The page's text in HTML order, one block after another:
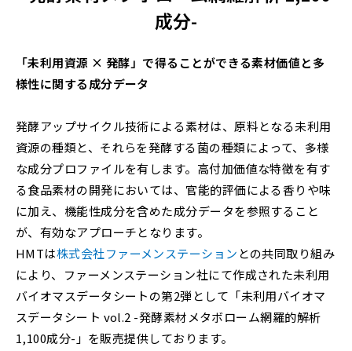
成分-
「未利用資源 × 発酵」で得ることができる素材価値と多
様性に関する成分データ
発酵アップサイクル技術による素材は、原料となる未利用
資源の種類と、それらを発酵する菌の種類によって、多様
な成分プロファイルを有します。高付加価値な特徴を有す
る食品素材の開発においては、官能的評価による香りや味
に加え、機能性成分を含めた成分データを参照すること
が、有効なアプローチとなります。
HMTは株式会社ファーメンステーション との共同取り組み
により、ファーメンステーション社にて作成された未利用
バイオマスデータシートの第2弾として「未利用バイオマ
スデータシート vol.2 -発酵素材メタボローム網羅的解析
1,100成分-」を販売提供しております。